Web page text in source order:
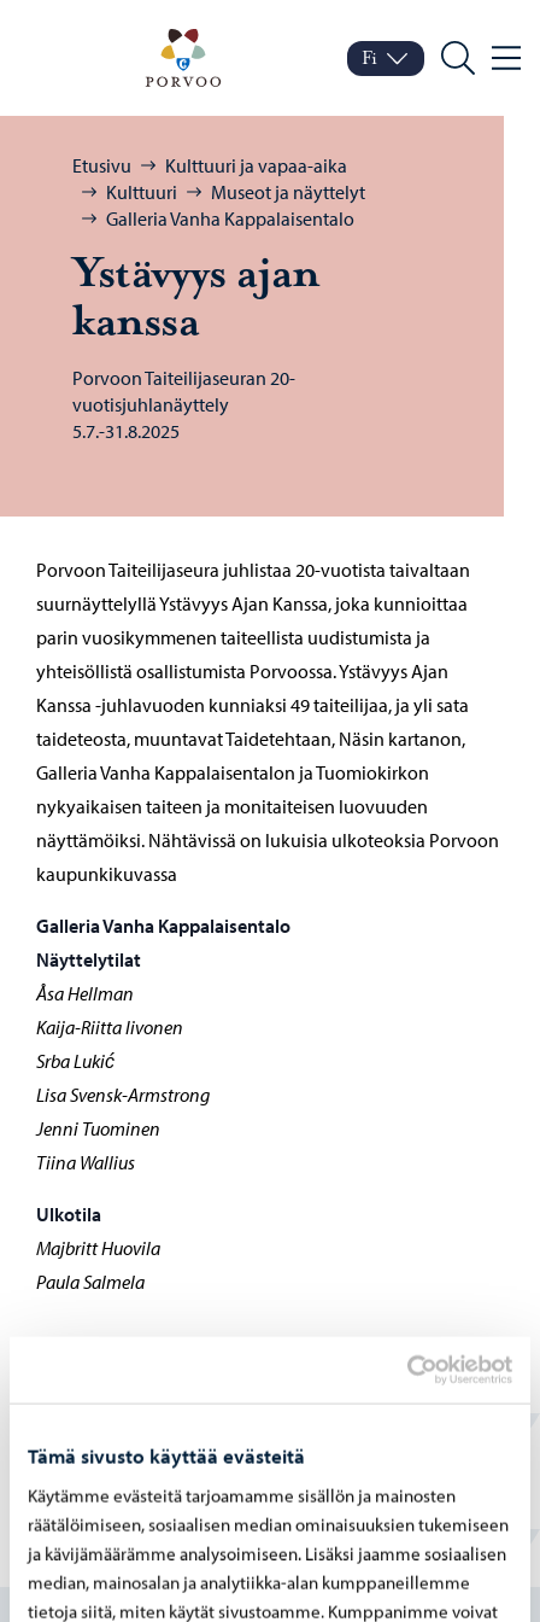
Tämä sivusto käyttää evästeitä
Käytämme evästeitä tarjoamamme sisällön ja mainosten
räätälöimiseen, sosiaalisen median ominaisuuksien tukemiseen
ja kävijämäärämme analysoimiseen. Lisäksi jaamme sosiaalisen
median, mainosalan ja analytiikka-alan kumppaneillemme
tietoja siitä, miten käytät sivustoamme. Kumppanimme voivat
Porvoo – Siirry
Vaihda kieltä
Nykyinen kieli: Suomi
Fi
Hae
Selaa:
Etusivu
Kulttuuri ja vapaa-aika
Kulttuuri
Museot ja näyttelyt
Galleria Vanha Kappalaisentalo
Ys­tä­vyys ajan
kans­sa
Porvoon Taiteilijaseuran 20-
vuotisjuhlanäyttely
5.7.-31.8.2025
Porvoon Taiteilijaseura juhlistaa 20-vuotista taivaltaan
suurnäyttelyllä Ystävyys Ajan Kanssa, joka kunnioittaa
parin vuosikymmenen taiteellista uudistumista ja
yhteisöllistä osallistumista Porvoossa. Ystävyys Ajan
Kanssa -juhlavuoden kunniaksi 49 taiteilijaa, ja yli sata
taideteosta, muuntavat Taidetehtaan, Näsin kartanon,
Galleria Vanha Kappalaisentalon ja Tuomiokirkon
nykyaikaisen taiteen ja monitaiteisen luovuuden
näyttämöiksi. Nähtävissä on lukuisia ulkoteoksia Porvoon
kaupunkikuvassa
Galleria Vanha Kappalaisentalo
Näyttelytilat
Åsa Hellman
Kaija-Riitta Iivonen
Srba Lukić
Lisa Svensk-Armstrong
Jenni Tuominen
Tiina Wallius
Ulkotila
Majbritt Huovila
Paula Salmela
Näyttelyt muissa tiloissa
Katso kaikki näyttelypaikat Porvoon Taiteilijaseuran
sivuilta:
Porvoon Taiteilijaseura 20 vuotta
Näyttely Galleria Vanha Kappalaisentalossa on saanut